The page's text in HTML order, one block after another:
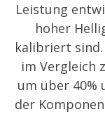
Leistung
hoher
kalibriert sind.
im Vergleich
um über 40%
der